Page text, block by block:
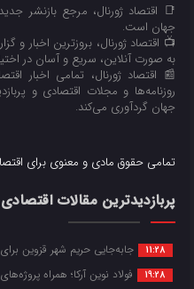
📑 اقتصاد ژورنال، مرجع بازنشر
جهان است.
📺 اقتصاد ژورنال، بروزترین اخبار و
به صورت آنلاین، سریع و آسان در
📰 اقتصاد ژورنال، تمامی اخبار
روزنامه‌ها و مجلات اقتصادی و
جهان گردآوری می‌کند.
تمامی حقوق مادی و معنوی برای
پربازدیدترین مقالات اقتصادی
11:28 جابه‌جایی حریم شهر قزوین برای
19:28 فولاد نوین آرکا؛ همراه